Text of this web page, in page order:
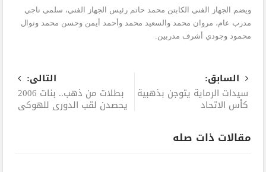
ويضم الجهاز الفني الكابتن محمد حاتم رئيس الجهاز الفني، سلمى ناجي
مدرب عام، مروان محمد والسعيد محمد وأحمد أيمن وحسن محمد ونوال
محمود وجودي أشرف مدربين.
السابق:
سيدات الرماية يتوجن بذهبية
كأس الاتحاد
التالى:
بطلات من ذهب.. بنات 2006
يحصدن لقب الدوري للهوكي
مقالات ذات صله